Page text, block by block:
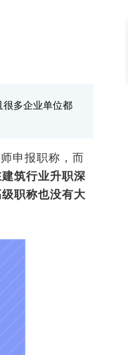
多企业单位都
申报职称，而
筑行业升职深
职称也没有大